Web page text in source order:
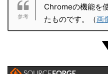
Chromeの機能を
たものです。（画